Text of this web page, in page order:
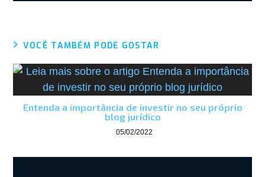
VOCÊ TAMBÉM PODE GOSTAR
Entenda a importância de investir no seu próprio
blog jurídico
05/02/2022